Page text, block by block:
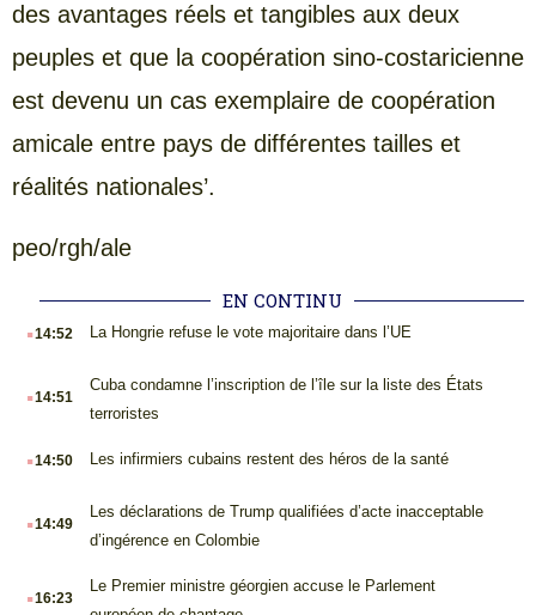
des avantages réels et tangibles aux deux
peuples et que la coopération sino-costaricienne
est devenu un cas exemplaire de coopération
amicale entre pays de différentes tailles et
réalités nationales’.
peo/rgh/ale
EN CONTINU
.14:52 La Hongrie refuse le vote majoritaire dans l’UE
.14:51
Cuba condamne l’inscription de l’île sur la liste des États
terroristes
.14:50 Les infirmiers cubains restent des héros de la santé
.14:49
Les déclarations de Trump qualifiées d’acte inacceptable
d’ingérence en Colombie
.16:23
Le Premier ministre géorgien accuse le Parlement